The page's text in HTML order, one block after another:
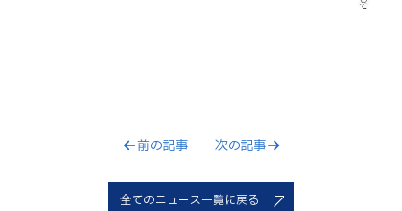
前の記事 次の記事
全てのニュース一覧に戻る